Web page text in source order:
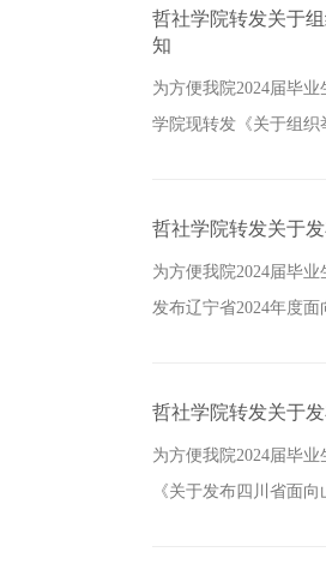
哲社学院转发关于
知
为方便我院2024届毕
学院现转发《关于组织
哲社学院转发关于
为方便我院2024届毕
发布辽宁省2024年度
哲社学院转发关于
为方便我院2024届毕
《关于发布四川省面